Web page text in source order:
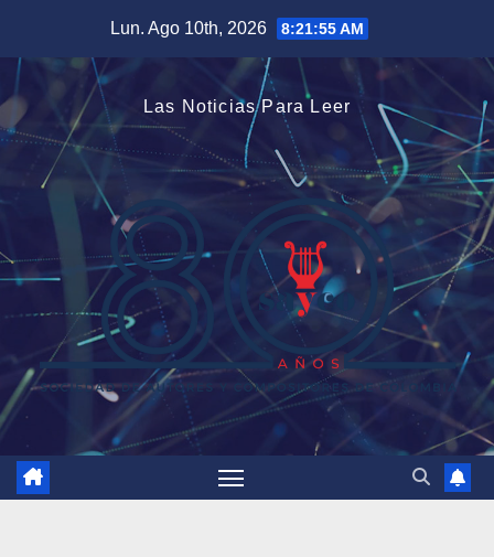
contenido
Lun. Ago 10th, 2026 8:21:56 AM
Las Noticias Para Leer